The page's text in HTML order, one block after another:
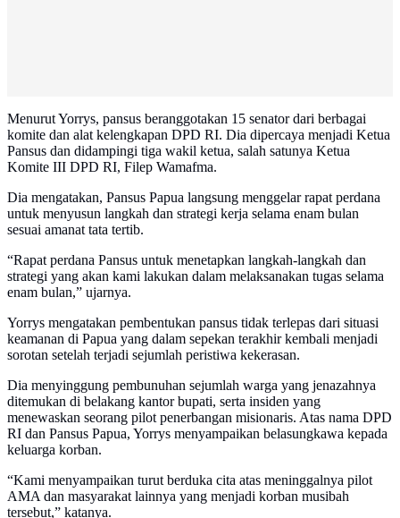
Menurut Yorrys, pansus beranggotakan 15 senator dari berbagai
komite dan alat kelengkapan DPD RI. Dia dipercaya menjadi Ketua
Pansus dan didampingi tiga wakil ketua, salah satunya Ketua
Komite III DPD RI, Filep Wamafma.
Dia mengatakan, Pansus Papua langsung menggelar rapat perdana
untuk menyusun langkah dan strategi kerja selama enam bulan
sesuai amanat tata tertib.
“Rapat perdana Pansus untuk menetapkan langkah-langkah dan
strategi yang akan kami lakukan dalam melaksanakan tugas selama
enam bulan,” ujarnya.
Yorrys mengatakan pembentukan pansus tidak terlepas dari situasi
keamanan di Papua yang dalam sepekan terakhir kembali menjadi
sorotan setelah terjadi sejumlah peristiwa kekerasan.
Dia menyinggung pembunuhan sejumlah warga yang jenazahnya
ditemukan di belakang kantor bupati, serta insiden yang
menewaskan seorang pilot penerbangan misionaris. Atas nama DPD
RI dan Pansus Papua, Yorrys menyampaikan belasungkawa kepada
keluarga korban.
“Kami menyampaikan turut berduka cita atas meninggalnya pilot
AMA dan masyarakat lainnya yang menjadi korban musibah
tersebut,” katanya.